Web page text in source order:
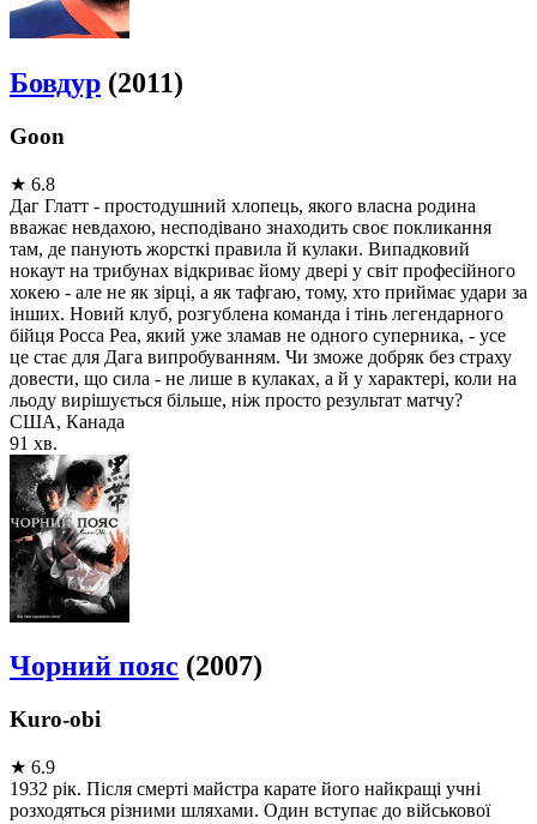
Бовдур (2011)
Goon
★ 6.8
Даг Глатт - простодушний хлопець, якого власна родина
вважає невдахою, несподівано знаходить своє покликання
там, де панують жорсткі правила й кулаки. Випадковий
нокаут на трибунах відкриває йому двері у світ професійного
хокею - але не як зірці, а як тафгаю, тому, хто приймає удари за
інших. Новий клуб, розгублена команда і тінь легендарного
бійця Росса Реа, який уже зламав не одного суперника, - усе
це стає для Дага випробуванням. Чи зможе добряк без страху
довести, що сила - не лише в кулаках, а й у характері, коли на
льоду вирішується більше, ніж просто результат матчу?
США, Канада
91 хв.
Чорний пояс (2007)
Kuro-obi
★ 6.9
1932 рік. Після смерті майстра карате його найкращі учні
розходяться різними шляхами. Один вступає до військової